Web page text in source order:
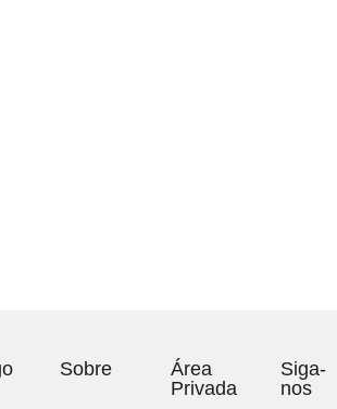
Sobre
Área
Privada
Siga-
nos